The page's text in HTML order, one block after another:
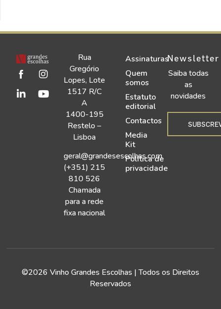
Rua
Gregório
Lopes, Lote
1517 R/C
A
1400-195
Restelo –
Lisboa
geral@grandesescolhas.com
(+351) 215
810 526
Chamada
para a rede
fixa nacional
Assinaturas
Quem
somos
Estatuto
editorial
Contactos
Media
Kit
Política de
privacidade
Newsletter
Saiba todas
as
novidades
©2026 Vinho Grandes Escolhas | Todos os Direitos
Reservados